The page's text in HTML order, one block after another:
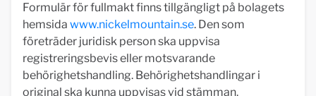
Formulär för fullmakt finns tillgängligt på bolagets
hemsida www.nickelmountain.se. Den som
företräder juridisk person ska uppvisa
registreringsbevis eller motsvarande
behörighetshandling. Behörighetshandlingar i
original ska kunna uppvisas vid stämman.